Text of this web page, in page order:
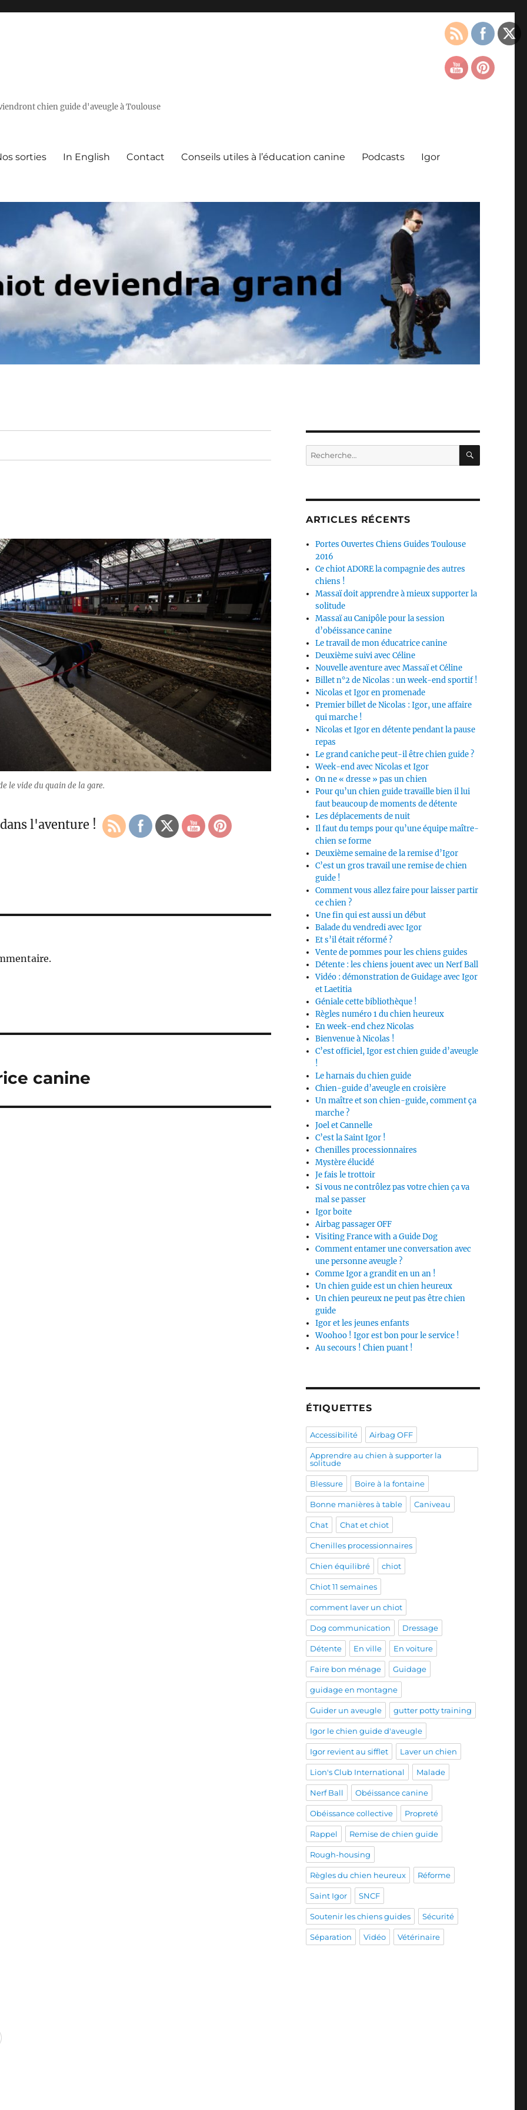
chien guide d'aveugle à Toulouse
sorties In English Contact Conseils utiles à l’éducation canine Podcasts Igor
le vide du quain de la gare.
l'aventure !
canine
Recherche
pour :
ARTICLES RÉCENTS
Portes Ouvertes Chiens Guides Toulouse
2016
Ce chiot ADORE la compagnie des autres
chiens !
Massaï doit apprendre à mieux supporter la
solitude
Massaï au Canipôle pour la session
d’obéissance canine
Le travail de mon éducatrice canine
Deuxième suivi avec Céline
Nouvelle aventure avec Massaï et Céline
Billet n°2 de Nicolas : un week-end sportif !
Nicolas et Igor en promenade
Premier billet de Nicolas : Igor, une affaire
qui marche !
Nicolas et Igor en détente pendant la pause
repas
Le grand caniche peut-il être chien guide ?
Week-end avec Nicolas et Igor
On ne « dresse » pas un chien
Pour qu’un chien guide travaille bien il lui
faut beaucoup de moments de détente
Les déplacements de nuit
Il faut du temps pour qu’une équipe maître-
chien se forme
Deuxième semaine de la remise d’Igor
C’est un gros travail une remise de chien
guide !
Comment vous allez faire pour laisser partir
ce chien ?
Une fin qui est aussi un début
Balade du vendredi avec Igor
Et s’il était réformé ?
Vente de pommes pour les chiens guides
Détente : les chiens jouent avec un Nerf Ball
Vidéo : démonstration de Guidage avec Igor
et Laetitia
Géniale cette bibliothèque !
Règles numéro 1 du chien heureux
En week-end chez Nicolas
Bienvenue à Nicolas !
C’est officiel, Igor est chien guide d’aveugle
!
Le harnais du chien guide
Chien-guide d’aveugle en croisière
Un maître et son chien-guide, comment ça
marche ?
Joel et Cannelle
C’est la Saint Igor !
Chenilles processionnaires
Mystère élucidé
Je fais le trottoir
Si vous ne contrôlez pas votre chien ça va
mal se passer
Igor boite
Airbag passager OFF
Visiting France with a Guide Dog
Comment entamer une conversation avec
une personne aveugle ?
Comme Igor a grandit en un an !
Un chien guide est un chien heureux
Un chien peureux ne peut pas être chien
guide
Igor et les jeunes enfants
Woohoo ! Igor est bon pour le service !
Au secours ! Chien puant !
ÉTIQUETTES
Accessibilité Airbag OFF
Apprendre au chien à supporter la
solitude
Blessure Boire à la fontaine
Bonne manières à table Caniveau
Chat Chat et chiot
Chenilles processionnaires
Chien équilibré chiot
Chiot 11 semaines
comment laver un chiot
Dog communication Dressage
Détente En ville En voiture
Faire bon ménage Guidage
guidage en montagne
Guider un aveugle gutter potty training
Igor le chien guide d'aveugle
Igor revient au sifflet Laver un chien
Lion's Club International Malade
Nerf Ball Obéissance canine
Obéissance collective Propreté
Rappel Remise de chien guide
Rough-housing
Règles du chien heureux Réforme
Saint Igor SNCF
Soutenir les chiens guides Sécurité
Séparation Vidéo Vétérinaire
Igor